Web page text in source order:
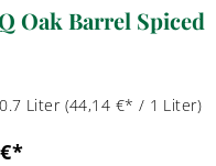
Oak Barrel Spiced
0.7 Liter (44,14 €* / 1 Liter)